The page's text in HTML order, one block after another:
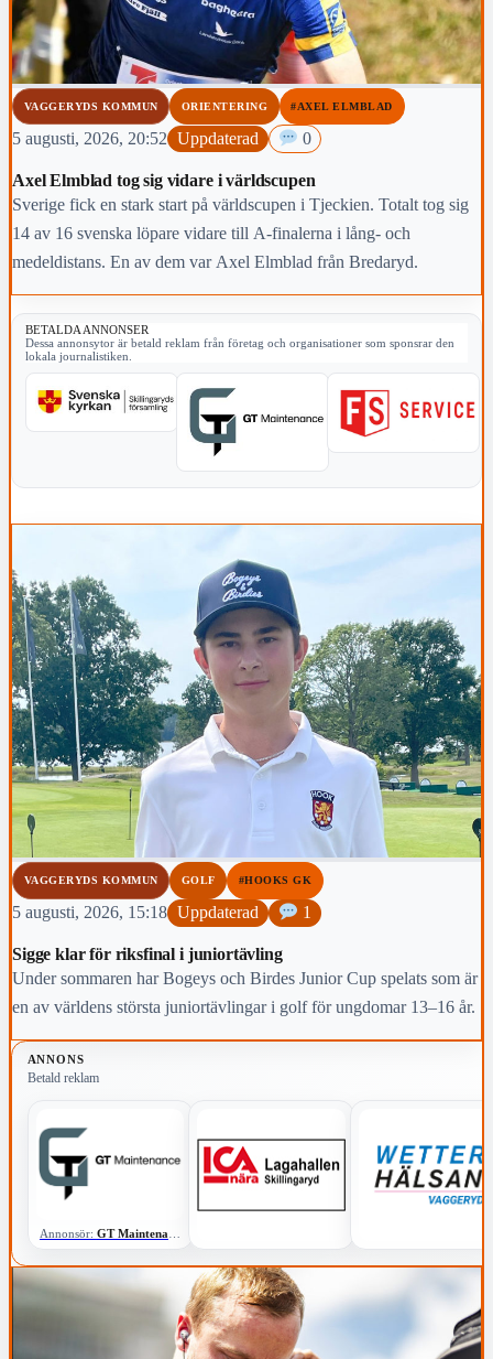
VAGGERYDS KOMMUN ORIENTERING #AXEL ELMBLAD
5 augusti, 2026, 20:52 Uppdaterad 0
Axel Elmblad tog sig vidare i världscupen
Sverige fick en stark start på världscupen i Tjeckien. Totalt tog sig
14 av 16 svenska löpare vidare till A-finalerna i lång- och
medeldistans. En av dem var Axel Elmblad från Bredaryd.
BETALDA ANNONSER
Dessa annonsytor är betald reklam från företag och organisationer som sponsrar den
lokala journalistiken.
VAGGERYDS KOMMUN GOLF #HOOKS GK
5 augusti, 2026, 15:18 Uppdaterad 1
Sigge klar för riksfinal i juniortävling
Under sommaren har Bogeys och Birdes Junior Cup spelats som är
en av världens största juniortävlingar i golf för ungdomar 13–16 år.
ANNONS
Betald reklam
Annonsör: GT Maintenance